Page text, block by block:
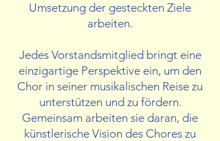
Umsetzung der gesteckten Ziele
arbeiten.
Jedes Vorstandsmitglied bringt eine
einzigartige Perspektive ein, um den
Chor in seiner musikalischen Reise zu
unterstützen und zu fördern.
Gemeinsam arbeiten sie daran, die
künstlerische Vision des Chores zu